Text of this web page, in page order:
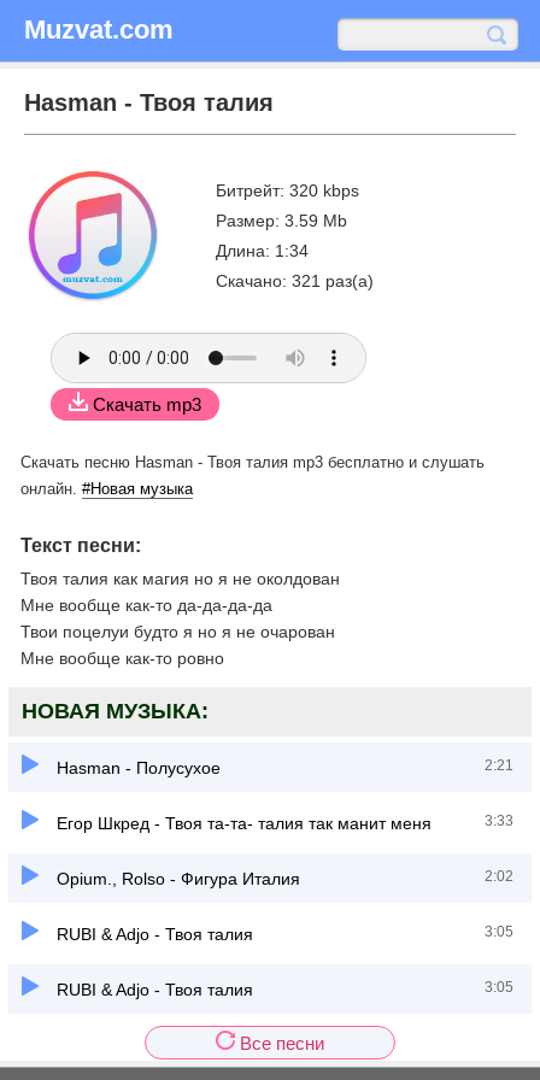
Muzvat.com
Hasman - Твоя талия
Битрейт: 320 kbps
Размер: 3.59 Mb
Длина: 1:34
Скачано: 321 раз(а)
Скачать mp3
Скачать песню Hasman - Твоя талия mp3 бесплатно и слушать
онлайн. #Новая музыка
Текст песни:
Твоя талия как магия но я не околдован
Мне вообще как-то да-да-да-да
Твои поцелуи будто я но я не очарован
Мне вообще как-то ровно
НОВАЯ МУЗЫКА:
Hasman - Полусухое 2:21
Егор Шкред - Твоя та-та- талия так манит меня 3:33
Opium., Rolso - Фигура Италия 2:02
RUBI & Adjo - Твоя талия 3:05
RUBI & Adjo - Твоя талия 3:05
Все песни